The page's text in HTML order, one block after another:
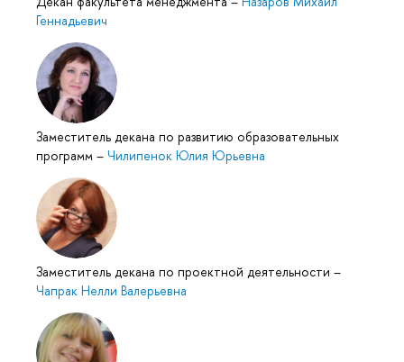
Геннадьевич
Заместитель декана по развитию образовательных
программ – Чилипенок Юлия Юрьевна
Заместитель декана по проектной деятельности –
Чапрак Нелли Валерьевна